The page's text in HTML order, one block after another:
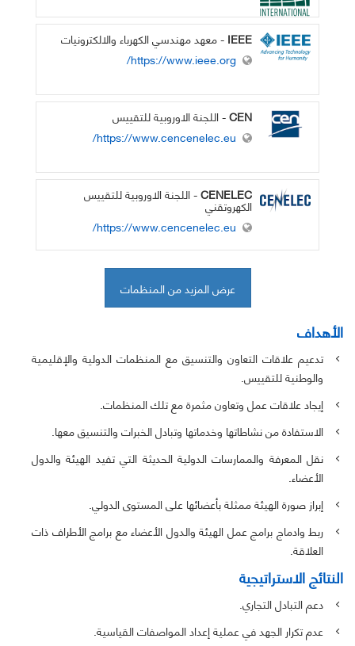
IEEE - معهد مهندسي الكهرباء والالكترونيات
https://www.ieee.org/
CEN- اللجنة الاوروبية للتقييس
https://www.cencenelec.eu/
CENELEC- اللجنة الاوروبية للتقييس
الكهروتقني
https://www.cencenelec.eu/
عرض المزيد من المنظمات
الأهداف
تدعيم علاقات التعاون والتنسيق مع المنظمات الدولية والإقليمية
والوطنية للتقييس.
إيجاد علاقات عمل وتعاون مثمرة مع تلك المنظمات.
الاستفادة من نشاطاتها وخدماتها وتبادل الخبرات والتنسيق معها.
نقل المعرفة والممارسات الدولية الحديثة التي تفيد الهيئة والدول
الأعضاء.
إبراز صورة الهيئة ممثلة بأعضائها على المستوى الدولي.
ربط وادماج برامج عمل الهيئة والدول الأعضاء مع برامج الأطراف ذات
العلاقة.
النتائج الاستراتيجية
دعم التبادل التجاري.
عدم تكرار الجهد في عملية إعداد المواصفات القياسية.